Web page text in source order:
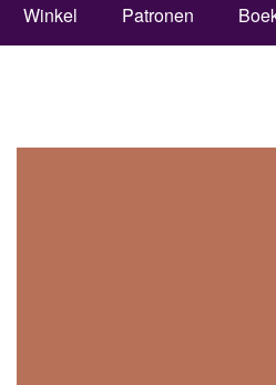
Winkel Patronen